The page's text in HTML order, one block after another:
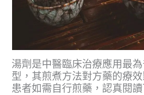
湯劑是中醫臨床治療應用最
型，其煎煮方法對方藥的療
患者如需自行煎藥，認真閱讀